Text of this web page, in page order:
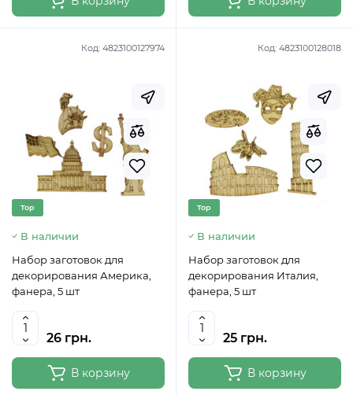
Код: 4823100127974
Top
В наличии
Набор заготовок для
декорирования Америка,
фанера, 5 шт
26 грн.
В корзину
Код: 4823100128018
Top
В наличии
Набор заготовок для
декорирования Италия,
фанера, 5 шт
25 грн.
В корзину